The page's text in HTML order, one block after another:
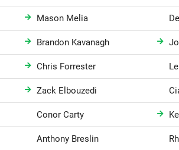
Mason Melia
Brandon Kavanagh
Chris Forrester
Zack Elbouzedi
Conor Carty
Anthony Breslin